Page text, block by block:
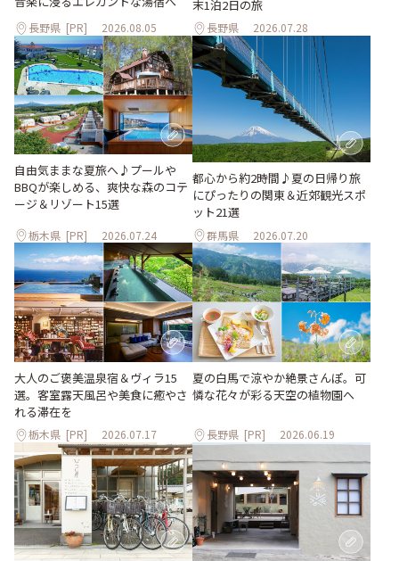
長野県 [PR] 2026.08.05
末1泊2日の旅
長野県 2026.07.28
自由気ままな夏旅へ♪プールや
BBQが楽しめる、爽快な森のコテ
ージ＆リゾート15選
栃木県 [PR] 2026.07.24
都心から約2時間♪夏の日帰り旅
にぴったりの関東＆近郊観光スポ
ット21選
群馬県 2026.07.20
大人のご褒美温泉宿＆ヴィラ15
選。客室露天風呂や美食に癒やさ
れる滞在を
栃木県 [PR] 2026.07.17
夏の白馬で涼やか絶景さんぽ。可
憐な花々が彩る天空の植物園へ
長野県 [PR] 2026.06.19